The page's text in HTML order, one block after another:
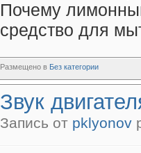
Почему
средство для
Размещено в Без категории
Звук
Запись от pklyonov